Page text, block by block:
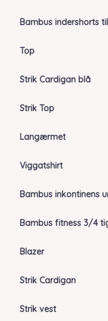
Bambus indershorts
Top
Strik Cardigan blå
Strik Top
Langærmet
Viggatshirt
Bambus inkontinens
Bambus fitness 3/4
Blazer
Strik Cardigan
Strik vest